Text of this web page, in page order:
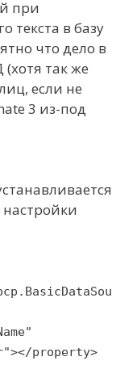
при
текста в базу
что дело в
так же
если не
3 из-под
property>